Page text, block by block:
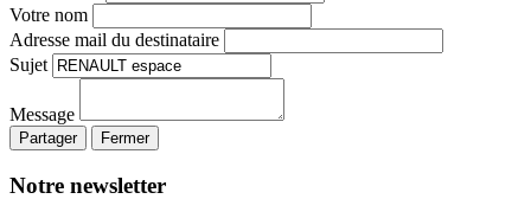
Votre nom
Adresse mail du destinataire
Sujet
Message
Partager Fermer
Notre newsletter